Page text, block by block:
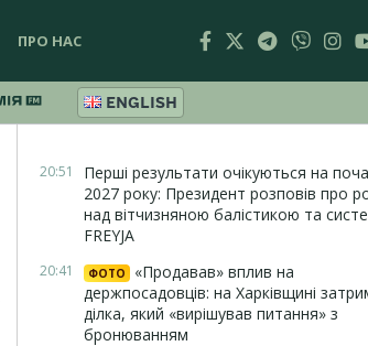
ПРО НАС
ENGLISH
20:51
Перші результати очікуються на
2027 року: Президент розповів про
над вітчизняною балістикою та
FREYJA
20:41 ФОТО
«Продавав» вплив на
держпосадовців: на Харківщині
ділка, який «вирішував питання» з
бронюванням